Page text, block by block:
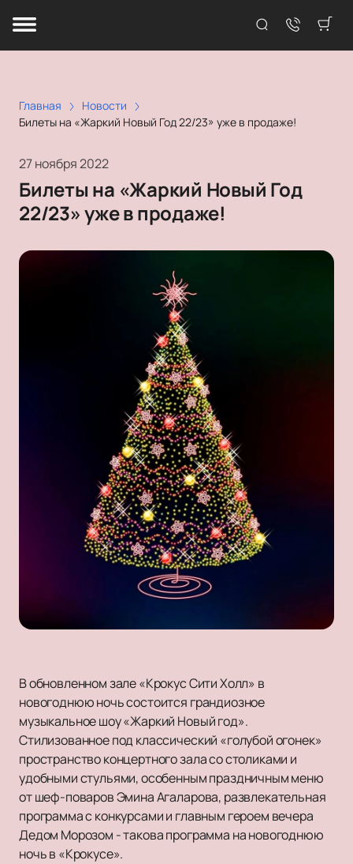
Главная
Новости
Билеты на «Жаркий Новый Год 22/23» уже в продаже!
27 ноября 2022
Билеты на «Жаркий Новый Год
22/23» уже в продаже!
В обновленном зале «Крокус Сити Холл» в
новогоднюю ночь состоится грандиозное
музыкальное шоу «Жаркий Новый год».
Стилизованное под классический «голубой огонек»
пространство концертного зала со столиками и
удобными стульями, особенным праздничным меню
от шеф-поваров Эмина Агаларова, развлекательная
программа с конкурсами и главным героем вечера
Дедом Морозом - такова программа на новогоднюю
ночь в «Крокусе».